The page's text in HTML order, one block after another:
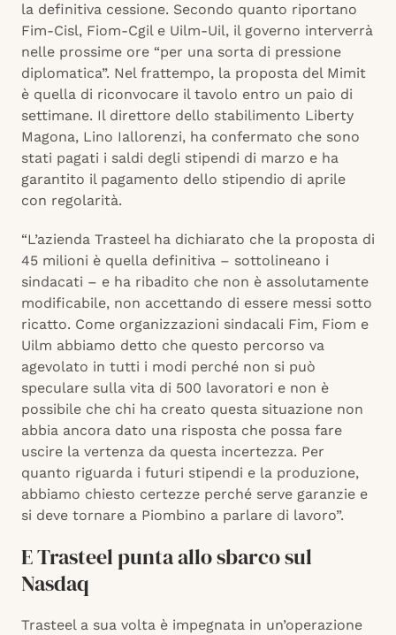
la definitiva cessione. Secondo quanto riportano
Fim-Cisl, Fiom-Cgil e Uilm-Uil, il governo interverrà
nelle prossime ore “per una sorta di pressione
diplomatica”. Nel frattempo, la proposta del Mimit
è quella di riconvocare il tavolo entro un paio di
settimane. Il direttore dello stabilimento Liberty
Magona, Lino Iallorenzi, ha confermato che sono
stati pagati i saldi degli stipendi di marzo e ha
garantito il pagamento dello stipendio di aprile
con regolarità.
“L’azienda Trasteel ha dichiarato che la proposta di
45 milioni è quella definitiva – sottolineano i
sindacati – e ha ribadito che non è assolutamente
modificabile, non accettando di essere messi sotto
ricatto. Come organizzazioni sindacali Fim, Fiom e
Uilm abbiamo detto che questo percorso va
agevolato in tutti i modi perché non si può
speculare sulla vita di 500 lavoratori e non è
possibile che chi ha creato questa situazione non
abbia ancora dato una risposta che possa fare
uscire la vertenza da questa incertezza. Per
quanto riguarda i futuri stipendi e la produzione,
abbiamo chiesto certezze perché serve garanzie e
si deve tornare a Piombino a parlare di lavoro”.
E Trasteel punta allo sbarco sul
Nasdaq
Trasteel a sua volta è impegnata in un’operazione